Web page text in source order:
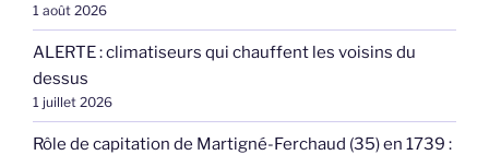
1 août 2026
ALERTE : climatiseurs qui chauffent les voisins du
dessus
1 juillet 2026
Rôle de capitation de Martigné-Ferchaud (35) en 1739 :